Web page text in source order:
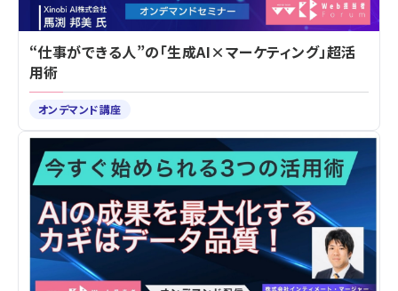
“仕事ができる人”の「生成AI×マーケティング」超活
用術
オンデマンド講座